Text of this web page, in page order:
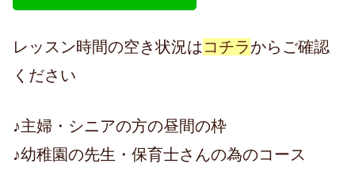
レッスン時間の空き状況は コチラからご確認
ください
♪主婦・シニアの方の昼間の枠
♪幼稚園の先生・保育士さんの為のコース